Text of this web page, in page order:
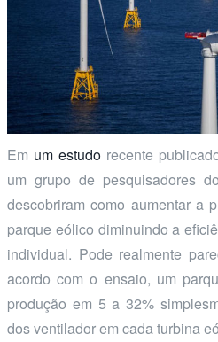
Em um estudorecente
um grupo de pesquisadores
descobriram como aumentar a
parque eólico diminuindo a
individual. Pode realmente
acordo com o ensaio, um
produção em 5 a 32%
dos ventilador em cada turbina